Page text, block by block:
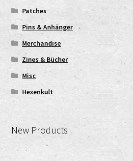
Patches
Pins & Anhänger
Merchandise
Zines & Bücher
Misc
Hexenkult
New Products